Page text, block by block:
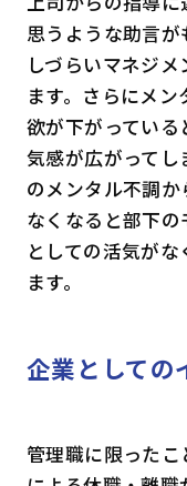
思うような助言
しづらいマネジ
ます。さらにメ
欲が下がっている
気感が広がって
のメンタル不調
なくなると部下
としての活気が
ます。
企業としての
管理職に限った